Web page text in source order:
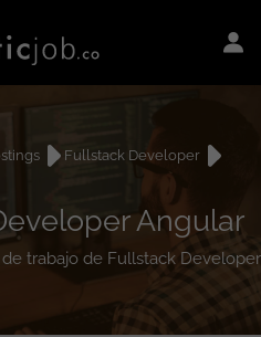
Fullstack Developer
Angular
trabajo de Fullstack Developer